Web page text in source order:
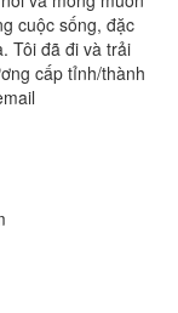
cuộc sống, đặc
Tôi đã đi và trải
cấp tỉnh/thành